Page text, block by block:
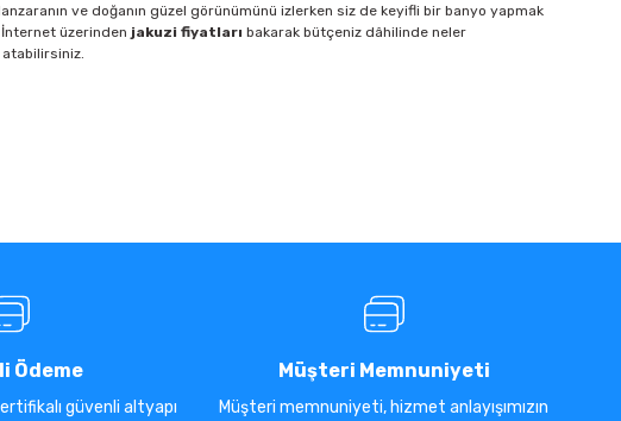
ve doğanın güzel görünümünü izlerken siz de keyifli bir banyo yapmak
İnternet üzerinden jakuzi fiyatları bakarak bütçeniz dâhilinde neler
atabilirsiniz.
Ödeme
güvenli altyapı
Müşteri Memnuniyeti
Müşteri memnuniyeti, hizmet anlayışımızın